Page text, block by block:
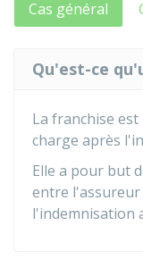
Cas général
Qu'est-ce
La franchise
charge après
Elle a pour but
entre
l'indemnisation